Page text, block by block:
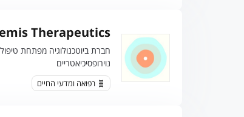
Therapeutics
חברת ביוטכנולוגיה מפתחת
נוירופסיכיאטריים
🧬 רפואה ומדעי החיים